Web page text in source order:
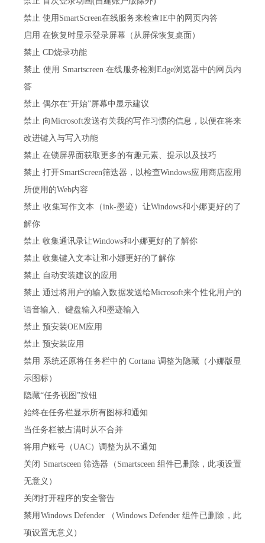
禁止 使用SmartScreen在线服务来检查IE中的网页内答
启用 在恢复时显示登录屏幕（从屏保恢复桌面）
禁止 CD烧录功能
禁止 使用 Smartscreen 在线服务检测Edge浏览器中的网员内
答
禁止 偶尔在“开始”屏幕中显示建议
禁止 向Microsoft发送有关我的写作习惯的信息，以便在将来
改进键入与写入功能
禁止 在锁屏界面获取更多的有趣元素、提示以及技巧
禁止 打开SmartScreen筛迭器，以检查Windows应用商店应用
所使用的Web内容
禁止 收集写作文本（ink-墨迹）让Windows和小娜更好的了
解你
禁止 收集通讯录让Windows和小娜更好的了解你
禁止 收集键入文本让和小娜更好的了解你
禁止 自动安装建议的应用
禁止 通过将用户的输入数据发送给Microsoft来个性化用户的
语音输入、键盘输入和墨迹输入
禁止 预安装OEM应用
禁止 预安装应用
禁用 系统还原将任务栏中的 Cortana 调整为隐藏（小娜版显
示图标）
隐藏“任务视图”按钮
始终在任务栏显示所有图标和通知
当任务栏被占满时从不合并
将用户账号（UAC）调整为从不通知
关闭 Smartsceen 筛选器（Smartsceen 组件已删除，此项设置
无意义）
关闭打开程序的安全警告
禁用Windows Defender （Windows Defender 组件已删除，此
项设置无意义）